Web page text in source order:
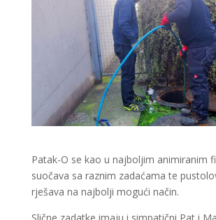
Patak-O se kao u najboljim animiranim
suočava sa raznim zadaćama te
rješava na najbolji mogući način.